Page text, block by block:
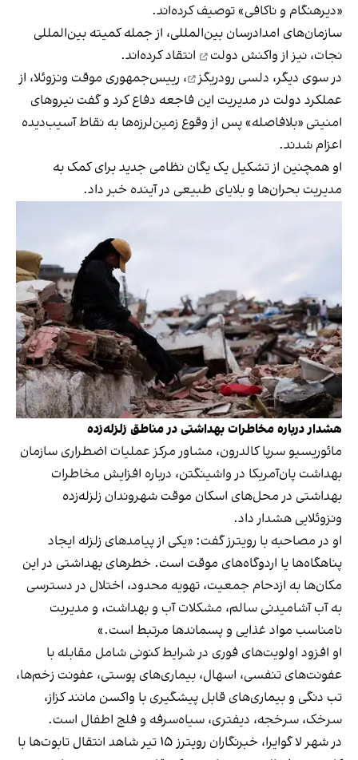
«دیرهنگام و ناکافی» توصیف کرده‌اند.
سازمان‌های امدادرسان بین‌المللی، از جمله کمیته بین‌المللی
نجات، نیز ازواکنش دولت
انتقاد کرده‌اند.
در سوی دیگر، دلسی رودریگز
، رییس‌جمهوری موقت ونزوئلا، از
عملکرد دولت در مدیریت این فاجعه دفاع کرد و گفت نیروهای
امنیتی «بلافاصله» پس از وقوع زمین‌لرزه‌ها به نقاط آسیب‌دیده
اعزام شدند.
او همچنین از تشکیل یک یگان نظامی جدید برای کمک به
مدیریت بحران‌ها و بلایای طبیعی در آینده خبر داد.
هشدار درباره مخاطرات بهداشتی در مناطق زلزله‌زده
مائوریسیو سرپا کالدرون، مشاور مرکز عملیات اضطراری سازمان
بهداشت پان‌آمریکا در واشینگتن، درباره افزایش مخاطرات
بهداشتی در محل‌های اسکان موقت شهروندان زلزله‌زده
ونزوئلایی هشدار داد.
او در مصاحبه با رویترز گفت: «یکی از پیامدهای زلزله ایجاد
پناهگاه‌ها یا اردوگاه‌های موقت است. خطرهای بهداشتی در این
مکان‌ها به ازدحام جمعیت، تهویه محدود، اختلال در دسترسی
به آب آشامیدنی سالم، مشکلات آب و بهداشت، و مدیریت
نامناسب مواد غذایی و پسماندها مرتبط است.»
او افزود اولویت‌های فوری در شرایط کنونی شامل مقابله با
عفونت‌های تنفسی، اسهال، بیماری‌های پوستی، عفونت زخم‌ها،
تب دنگی و بیماری‌های قابل پیشگیری با واکسن مانند کزاز،
سرخک، سرخجه، دیفتری، سیاه‌سرفه و فلج اطفال است.
در شهر لا گوایرا، خبرنگاران رویترز ۱۵ تیر شاهد انتقال تابوت‌ها با